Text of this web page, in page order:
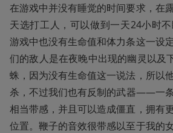
在游戏中并没有睡觉的时间要求，在
天选打工人，可以做到一天24小时
游戏中也没有生命值和体力条这一设
们的敌人是在夜晚中出现的幽灵以及
蛛，因为没有生命值这一说法，所以
杀，不过我们也有反制的武器——一
相当带感，并且可以造成僵直，拥有
位置。鞭子的音效很带感以至于我的